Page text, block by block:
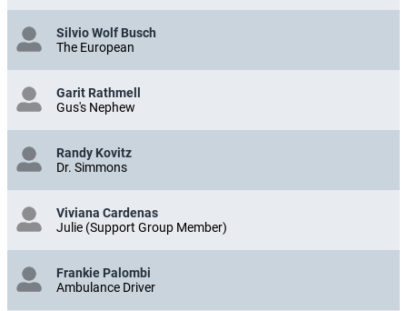
Silvio Wolf Busch
The European
Garit Rathmell
Gus's Nephew
Randy Kovitz
Dr. Simmons
Viviana Cardenas
Julie (Support Group Member)
Frankie Palombi
Ambulance Driver